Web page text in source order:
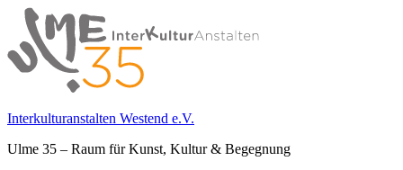
Springe
zum
Inhalt
Interkulturanstalten Westend e.V.
Ulme 35 – Raum für Kunst, Kultur & Begegnung